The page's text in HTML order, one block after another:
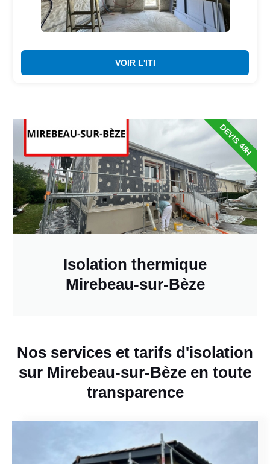
VOIR L'ITI
Isolation thermique
Mirebeau-sur-Bèze
DEVIS 48H
Nos services et tarifs d'isolation
sur Mirebeau-sur-Bèze en toute
transparence